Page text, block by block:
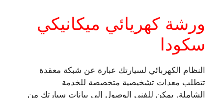
ورشة كهريائي ميكانيكي
سكودا
النظام الكهربائي لسيارتك عبارة عن شبكة معقدة
تتطلب معدات تشخيصية متخصصة للخدمة
الشاملة. يمكن للفني الوصول إلى بيانات سيارتك من